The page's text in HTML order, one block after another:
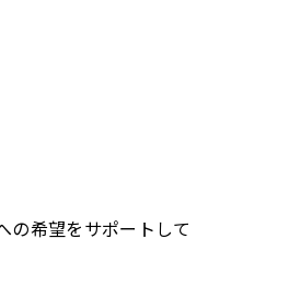
の希望をサポートして